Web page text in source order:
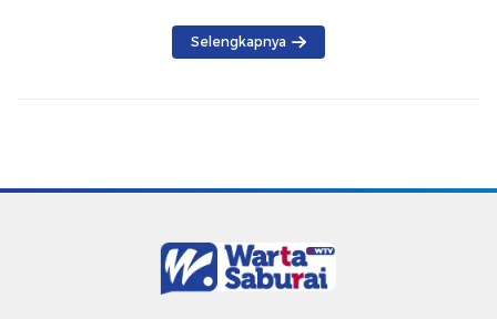
Selengkapnya